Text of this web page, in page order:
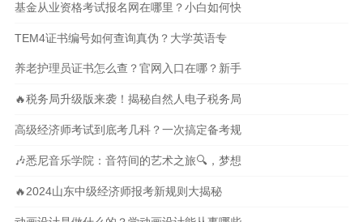
基金从业资格考试报名网在哪里？小白如何快
TEM4证书编号如何查询真伪？大学英语专
养老护理员证书怎么查？官网入口在哪？新手
🔥税务局升级版来袭！揭秘自然人电子税务局
高级经济师考试到底考几科？一次搞定备考规
🎶悉尼音乐学院：音符间的艺术之旅🔍，梦想
🔥2024山东中级经济师报考新规则大揭秘